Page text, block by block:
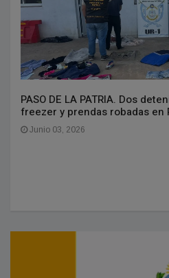
PASO DE LA PATRIA. Dos
freezer y prendas robadas en
Junio 03, 2026